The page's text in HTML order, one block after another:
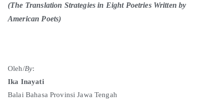
(The Translation Strategies in Eight Poetries Written by
American Poets)
Oleh/By:
Ika Inayati
Balai Bahasa Provinsi Jawa Tengah